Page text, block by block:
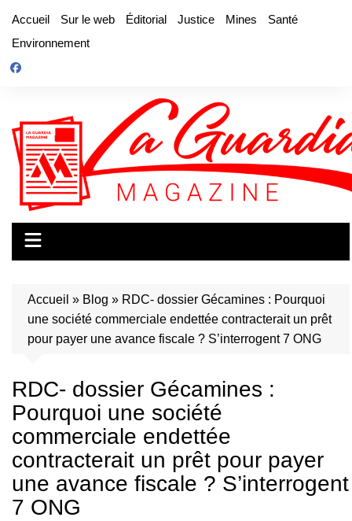
contenu
Accueil Sur le web Éditorial Justice Mines
Santé
Environnement
Accueil » Blog » RDC- dossier Gécamines : Pourquoi
une société commerciale endettée contracterait un prêt
pour payer une avance fiscale ? S’interrogent 7 ONG
RDC- dossier Gécamines :
Pourquoi une société
commerciale endettée
contracterait un prêt pour payer
une avance fiscale ? S’interrogent
7 ONG